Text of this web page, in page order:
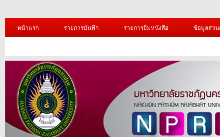
หน้าแรก รายการบันทึก รายการยืมหนังสือ ข้อมูลส่ว